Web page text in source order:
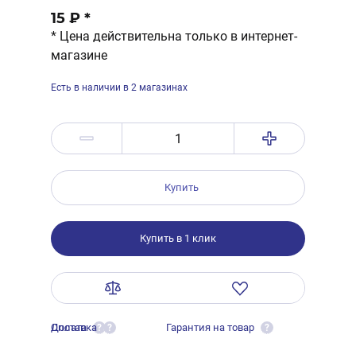
15 ₽ *
* Цена действительна только в интернет-
магазине
Есть в наличии в 2 магазинах
Купить
Купить в 1 клик
Оплата ?
Доставка ? Гарантия на товар ?